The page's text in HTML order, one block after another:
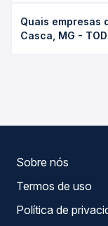
duração exata de
TODOS para
72,93 e varia
Quais empresas
Casca, MG -
Sobre nós
Termos de uso
Política de